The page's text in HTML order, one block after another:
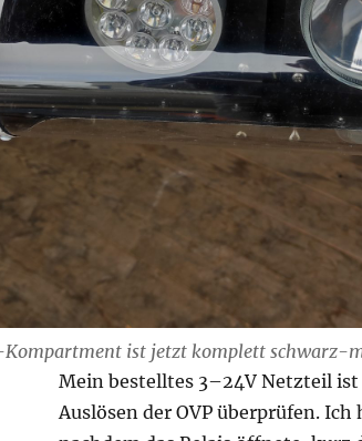
Kompartment ist jetzt komplett schwarz-
Mein bestelltes 3–24V Netzteil
Auslösen der OVP überprüfen.